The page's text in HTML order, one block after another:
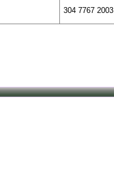
304 7767 2003